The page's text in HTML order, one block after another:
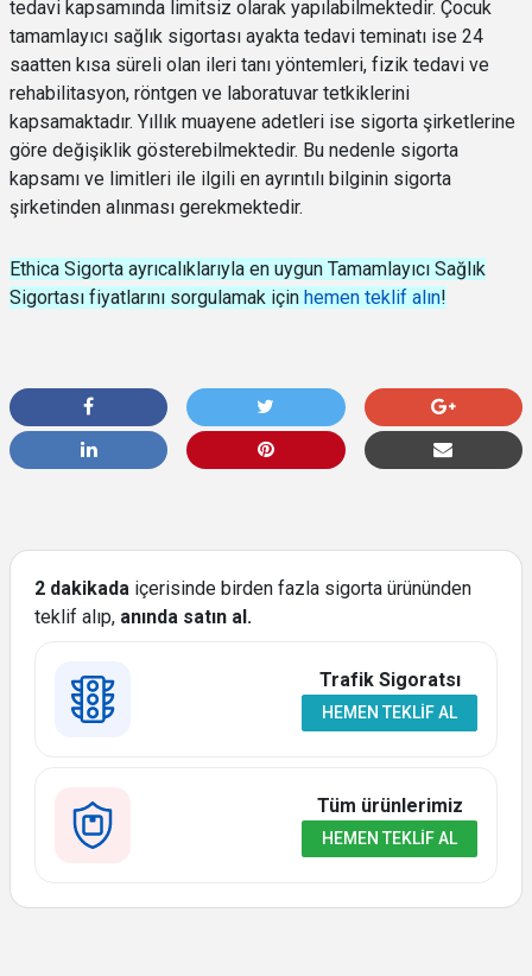
tedavi kapsamında limitsiz olarak yapılabilmektedir. Çocuk
tamamlayıcı sağlık sigortası ayakta tedavi teminatı ise 24
saatten kısa süreli olan ileri tanı yöntemleri, fizik tedavi ve
rehabilitasyon, röntgen ve laboratuvar tetkiklerini
kapsamaktadır. Yıllık muayene adetleri ise sigorta şirketlerine
göre değişiklik gösterebilmektedir. Bu nedenle sigorta
kapsamı ve limitleri ile ilgili en ayrıntılı bilginin sigorta
şirketinden alınması gerekmektedir.
Ethica Sigorta ayrıcalıklarıyla en uygun Tamamlayıcı Sağlık
Sigortası fiyatlarını sorgulamak için hemen teklif alın!
2 dakikada içerisinde birden fazla sigorta ürününden
teklif alıp, anında satın al.
Trafik Sigoratsı
HEMEN TEKLIF AL
Tüm ürünlerimiz
HEMEN TEKLIF AL